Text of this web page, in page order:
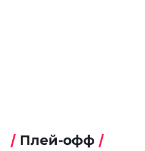
Плей-офф